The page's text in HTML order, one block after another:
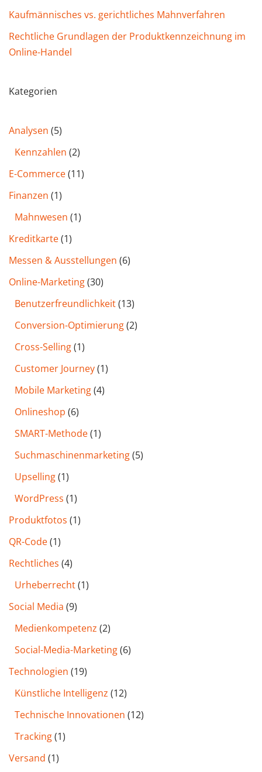
Kaufmännisches vs. gerichtliches Mahnverfahren
Rechtliche Grundlagen der Produktkennzeichnung im
Online-Handel
Kategorien
Analysen (5)
Kennzahlen (2)
E-Commerce(11)
Finanzen (1)
Mahnwesen (1)
Kreditkarte(1)
Messen & Ausstellungen (6)
Online-Marketing(30)
Benutzer­freund­lichkeit(13)
Conversion-Optimierung(2)
Cross-Selling(1)
Customer Journey(1)
Mobile Marketing(4)
Onlineshop (6)
SMART-Methode(1)
Such­maschinen­marketing(5)
Upselling(1)
WordPress (1)
Produktfotos (1)
QR-Code(1)
Rechtliches (4)
Urheberrecht(1)
Social Media (9)
Medienkompetenz (2)
Social-Media-Marketing(6)
Technologien (19)
Künstliche Intelligenz (12)
Technische Innovationen (12)
Tracking(1)
Versand (1)